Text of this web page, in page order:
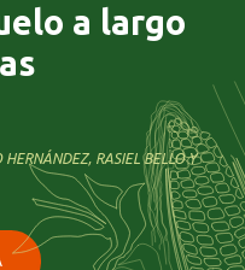
a largo
RASIEL BELLO Y